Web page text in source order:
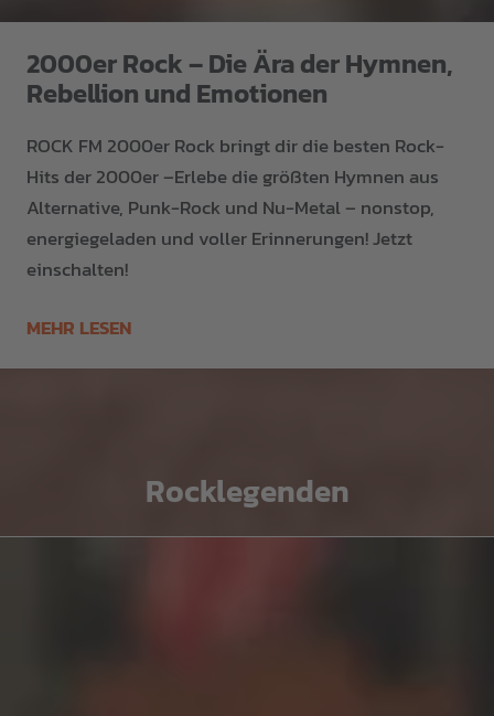
2000er Rock – Die Ära der Hymnen,
Rebellion und Emotionen
ROCK FM 2000er Rock bringt dir die besten Rock-
Hits der 2000er –Erlebe die größten Hymnen aus
Alternative, Punk-Rock und Nu-Metal – nonstop,
energiegeladen und voller Erinnerungen! Jetzt
einschalten!
MEHR LESEN
Rocklegenden